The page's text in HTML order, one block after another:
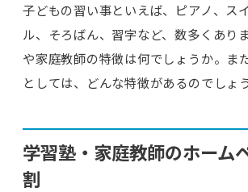
子どもの習い事といえば、ピアノ、ス
ル、そろばん、習字など、数多くあり
や家庭教師の特徴は何でしょうか。ま
としては、どんな特徴があるのでしょ
学習塾・家庭教師のホーム
割